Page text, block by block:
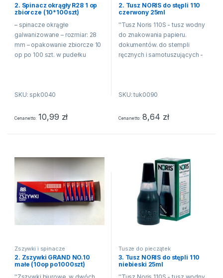
2. Spinacz okrągły R28 1 op
zbiorcze (10*100szt)
– spinacze okrągłe
galwanizowane – rozmiar: 28
mm – opakowanie zbiorcze 10
op po 100 szt. w pudełku
SKU: spk0040
Cena netto 10,99 zł
2. Tusz NORIS do stępli 110
czerwony 25ml
''Tusz Noris 110S - tusz wodny
do znakowania papieru.
dokumentów. do stempli
ręcznych i samotuszujących -
sprzedaży 1 sztuka''
SKU: tuk0090
Cena netto 8,64 zł
Zszywki i spinacze
2. Zszywki GRAND NO.10
małe (10op po1000szt)
Tusze do pieczątek
3. Tusz NORIS do stępli 110
niebieski 25ml